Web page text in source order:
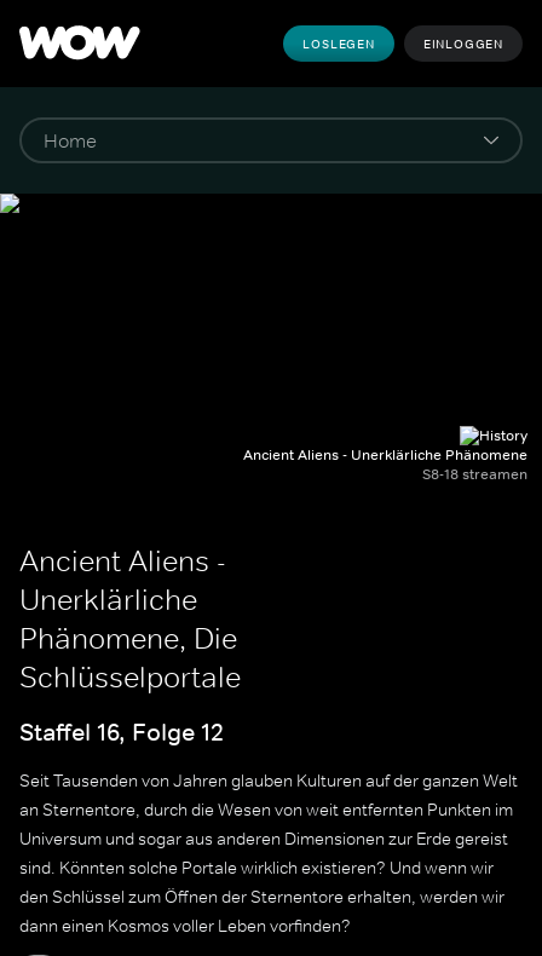
LOSLEGEN EINLOGGEN
Ancient Aliens - Unerklärliche Phänomene
S8-18 streamen
Ancient Aliens -
Unerklärliche
Phänomene, Die
Schlüsselportale
Staffel 16, Folge 12
Seit Tausenden von Jahren glauben Kulturen auf der ganzen Welt
an Sternentore, durch die Wesen von weit entfernten Punkten im
Universum und sogar aus anderen Dimensionen zur Erde gereist
sind. Könnten solche Portale wirklich existieren? Und wenn wir
den Schlüssel zum Öffnen der Sternentore erhalten, werden wir
dann einen Kosmos voller Leben vorfinden?